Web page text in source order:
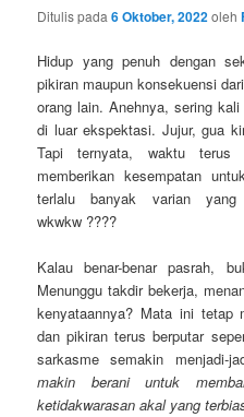
Ditulis pada6 Oktober, 2022oleh
Hidup yang penuh dengan
pikiran maupun konsekuensi
orang lain. Anehnya, sering
di luar ekspektasi. Jujur, gua
Tapi ternyata, waktu terus
memberikan kesempatan
terlalu banyak varian
wkwkw ????
Kalau benar-benar pasrah,
Menunggu takdir bekerja,
kenyataannya? Mata ini tetap
dan pikiran terus berputar
sarkasme semakin menjadi-
makin berani untuk
ketidakwarasan akal yang